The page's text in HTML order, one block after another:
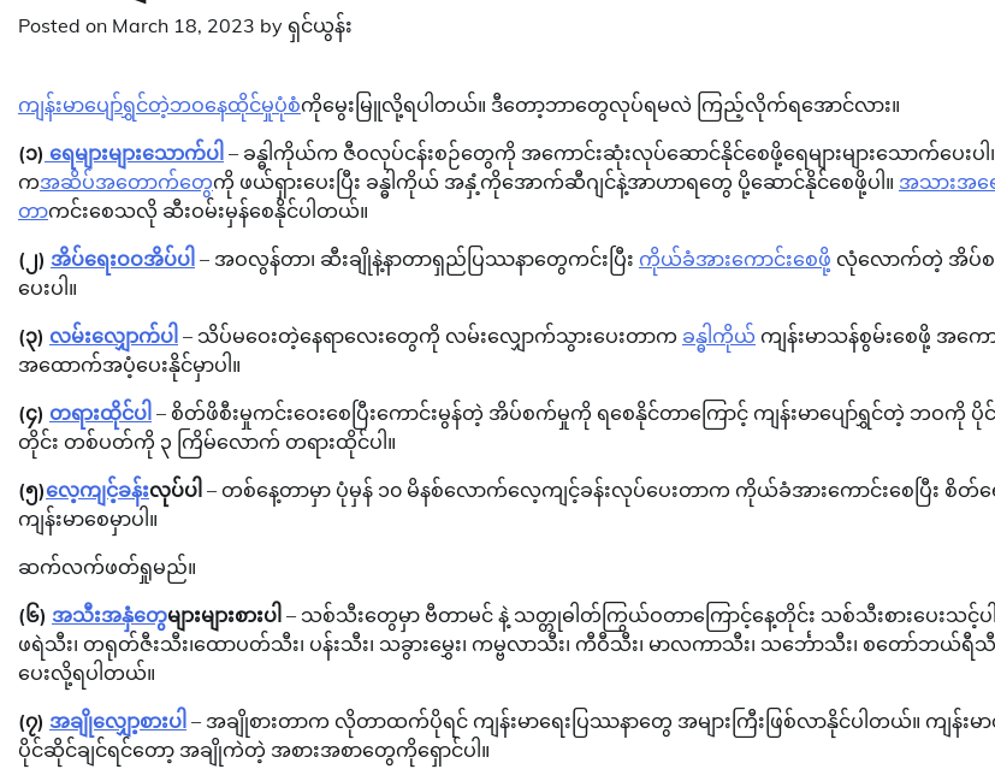
Posted on March 18, 2023 by ရှင်ယွန်း
ကျန်းမာပျော်ရွှင်တဲ့ဘဝနေထိုင်မှုပုံစံကိုမွေးမြူလို့ရပါတယ်။ ဒီတော့ဘာတွေလုပ်ရမလဲ ကြည့်လိုက်ရအောင်လား။
(၁) ရေများများသောက်ပါ – ခန္ဓါကိုယ်က ဇီဝလုပ်ငန်းစဉ်တွေကို အကောင်းဆုံးလုပ်ဆောင်နိုင်စေဖို့ရေများများသောက်ပေး
ကအဆိပ်အတောက်တွေကို ဖယ်ရှားပေးပြီး ခန္ဓါကိုယ် အနှံ့ကိုအောက်ဆီဂျင်နဲ့အာဟာရတွေ ပို့ဆောင်နိုင်စေဖို့ပါ။ အသားအရ
တာကင်းစေသလို ဆီးဝမ်းမှန်စေနိုင်ပါတယ်။
(၂) အိပ်ရေးဝဝအိပ်ပါ – အဝလွန်တာ၊ ဆီးချိုနဲ့နာတာရှည်ပြဿနာတွေကင်းပြီး ကိုယ်ခံအားကောင်းစေဖို့ လုံလောက်တဲ့ အိပ်စ
ပေးပါ။
(၃) လမ်းလျှောက်ပါ – သိပ်မဝေးတဲ့နေရာလေးတွေကို လမ်းလျှောက်သွားပေးတာက ခန္ဓါကိုယ် ကျန်းမာသန်စွမ်းစေဖို့ အကေ
အထောက်အပံ့ပေးနိုင်မှာပါ။
(၄) တရားထိုင်ပါ – စိတ်ဖိစီးမှုကင်းဝေးစေပြီးကောင်းမွန်တဲ့ အိပ်စက်မှုကို ရစေနိုင်တာကြောင့် ကျန်းမာပျော်ရွှင်တဲ့ ဘဝကို
တိုင်း တစ်ပတ်ကို ၃ ကြိမ်လောက် တရားထိုင်ပါ။
(၅)လေ့ကျင့်ခန်းလုပ်ပါ – တစ်နေ့တာမှာ ပုံမှန် ၁၀ မိနစ်လောက်လေ့ကျင့်ခန်းလုပ်ပေးတာက ကိုယ်ခံအားကောင်းစေပြီး စိတ်ရ
ကျန်းမာစေမှာပါ။
ဆက်လက်ဖတ်ရှုမည်။
(၆) အသီးအနှံတွေများများစားပါ – သစ်သီးတွေမှာ ဗီတာမင် နဲ့ သတ္တုဓါတ်ကြွယ်ဝတာကြောင့်နေ့တိုင်း သစ်သီးစားပေးသင့်
ဖရဲသီး၊ တရုတ်ဇီးသီး၊ထောပတ်သီး၊ ပန်းသီး၊ သခွားမွှေး၊ ကမ္ဗလာသီး၊ ကီဝီသီး၊ မာလကာသီး၊ သင်္ဘောသီး၊ စတော်ဘယ်ရီသီ
ပေးလို့ရပါတယ်။
(၇) အချိုလျှော့စားပါ – အချိုစားတာက လိုတာထက်ပိုရင် ကျန်းမာရေးပြဿနာတွေ အများကြီးဖြစ်လာနိုင်ပါတယ်။ ကျန်း
ပိုင်ဆိုင်ချင်ရင်တော့ အချိုကဲတဲ့ အစားအစာတွေကိုရှောင်ပါ။